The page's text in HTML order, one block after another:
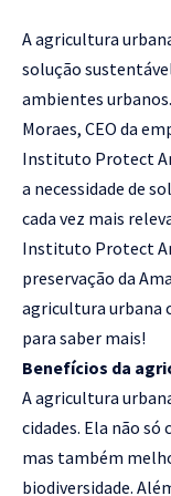
A agricultura
solução
ambientes
Moraes, CEO da
Instituto Protect
a necessidade de
cada vez mais
Instituto Protect
preservação da
agricultura urbana
para saber mais!
Benefícios da
A agricultura
cidades. Ela não
mas também
biodiversidade.